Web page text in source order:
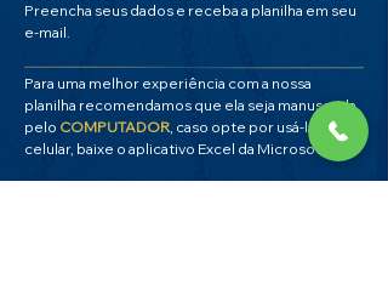
Preencha seus dados e receba a planilha em seu
e-mail.
Para uma melhor experiência com a nossa
planilha recomendamos que ela seja manuseada
pelo COMPUTADOR, caso opte por usá-la no
celular, baixe o aplicativo Excel da Microsoft.